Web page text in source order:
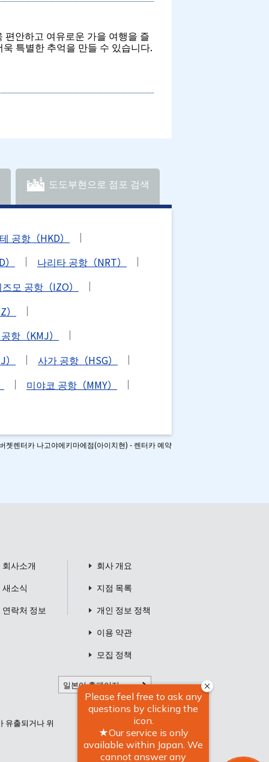
안하고 여유로운 가을 여행을 즐
특별한 추억을 만들 수 있습니다.
도도부현으로 점포 검색
공항（HKD）
나리타 공항（NRT）
모 공항（IZO）
항（KMJ）
사가 공항（HSG）
미야코 공항（MMY）
버젯렌터카 나고야에키마에점(아이치현) - 렌터카 예약
회사소개
새소식
연락처 정보
회사 개요
지점 목록
개인 정보 정책
이용 약관
모집 정책
일본어 홈페이지
유출되거나 위